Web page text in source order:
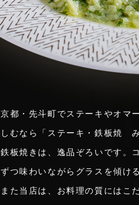
京都・先斗町でステーキやオマ
しむなら「ステーキ・鉄板焼
鉄板焼きは、逸品ぞろいです。
ずつ味わいながらグラスを傾け
また当店は、お料理の質にはこ